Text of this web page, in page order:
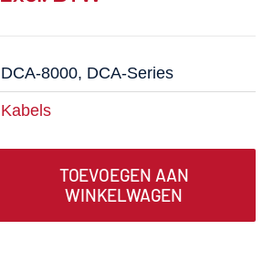
DCA-8000, DCA-Series
Kabels
TOEVOEGEN AAN
WINKELWAGEN